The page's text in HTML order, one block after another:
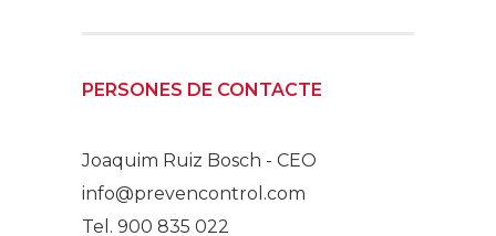
PERSONES DE CONTACTE
Joaquim Ruiz Bosch - CEO
info@prevencontrol.com
Tel. 900 835 022